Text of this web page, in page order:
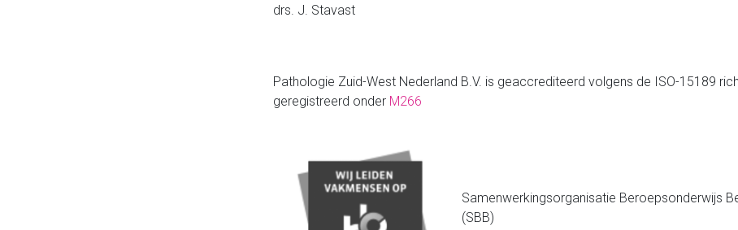
drs. J. Stavast
Pathologie Zuid-West Nederland B.V. is geaccrediteerd volgens de ISO-15189
geregistreerd onder M266
Samenwerkingsorganisatie Beroepsonderwijs
(SBB)